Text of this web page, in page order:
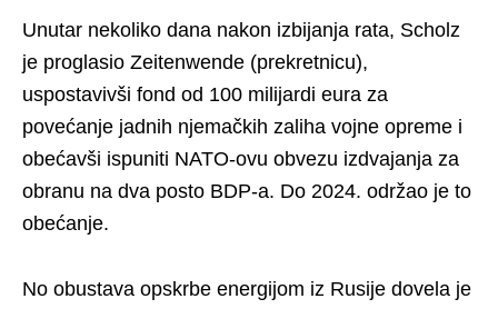
Unutar nekoliko dana nakon izbijanja rata, Scholz
je proglasio Zeitenwende (prekretnicu),
uspostavivši fond od 100 milijardi eura za
povećanje jadnih njemačkih zaliha vojne opreme i
obećavši ispuniti NATO-ovu obvezu izdvajanja za
obranu na dva posto BDP-a. Do 2024. održao je to
obećanje.
No obustava opskrbe energijom iz Rusije dovela je